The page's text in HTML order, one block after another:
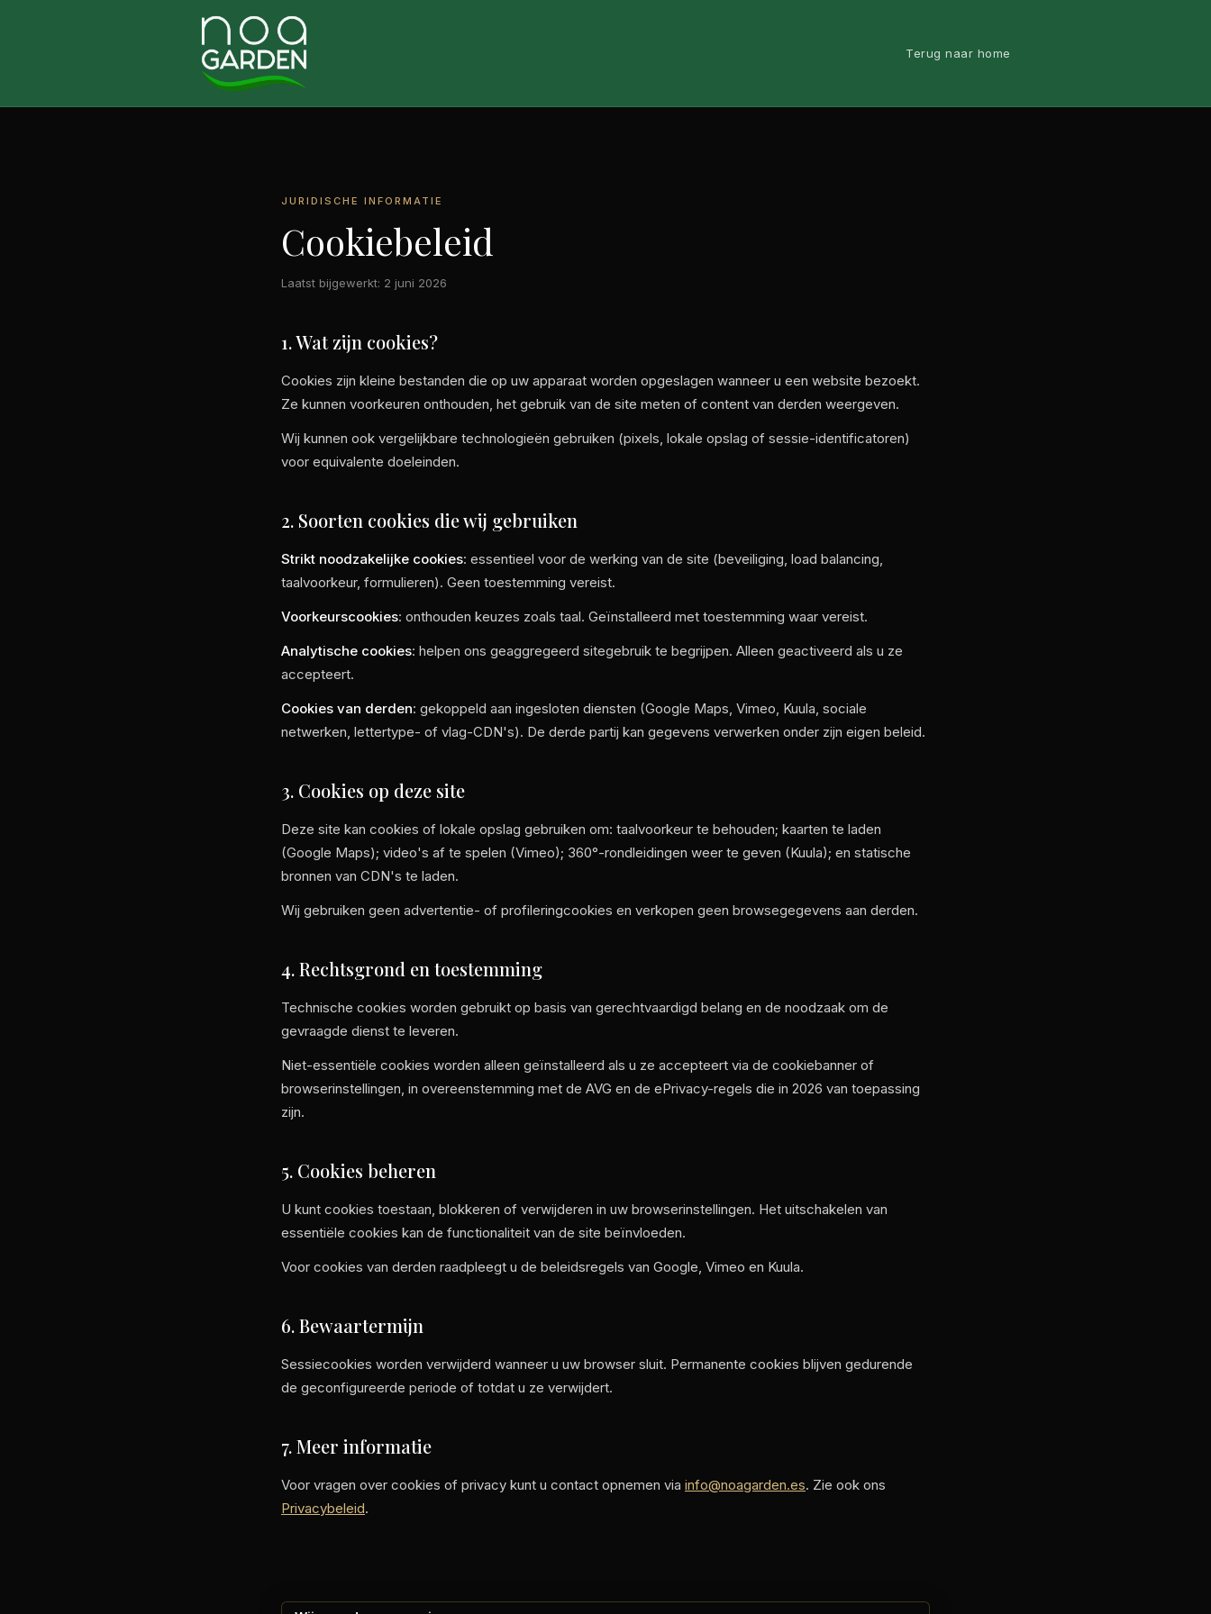
Terug naar home
JURIDISCHE INFORMATIE
Cookiebeleid
Laatst bijgewerkt: 2 juni 2026
1. Wat zijn cookies?
Cookies zijn kleine bestanden die op uw apparaat worden opgeslagen wanneer u een website bezoekt.
Ze kunnen voorkeuren onthouden, het gebruik van de site meten of content van derden weergeven.
Wij kunnen ook vergelijkbare technologieën gebruiken (pixels, lokale opslag of sessie-identificatoren)
voor equivalente doeleinden.
2. Soorten cookies die wij gebruiken
Strikt noodzakelijke cookies: essentieel voor de werking van de site (beveiliging, load balancing,
taalvoorkeur, formulieren). Geen toestemming vereist.
Voorkeurscookies: onthouden keuzes zoals taal. Geïnstalleerd met toestemming waar vereist.
Analytische cookies: helpen ons geaggregeerd sitegebruik te begrijpen. Alleen geactiveerd als u ze
accepteert.
Cookies van derden: gekoppeld aan ingesloten diensten (Google Maps, Vimeo, Kuula, sociale
netwerken, lettertype- of vlag-CDN's). De derde partij kan gegevens verwerken onder zijn eigen beleid.
3. Cookies op deze site
Deze site kan cookies of lokale opslag gebruiken om: taalvoorkeur te behouden; kaarten te laden
(Google Maps); video's af te spelen (Vimeo); 360°-rondleidingen weer te geven (Kuula); en statische
bronnen van CDN's te laden.
Wij gebruiken geen advertentie- of profileringcookies en verkopen geen browsegegevens aan derden.
4. Rechtsgrond en toestemming
Technische cookies worden gebruikt op basis van gerechtvaardigd belang en de noodzaak om de
gevraagde dienst te leveren.
Niet-essentiële cookies worden alleen geïnstalleerd als u ze accepteert via de cookiebanner of
browserinstellingen, in overeenstemming met de AVG en de ePrivacy-regels die in 2026 van toepassing
zijn.
5. Cookies beheren
U kunt cookies toestaan, blokkeren of verwijderen in uw browserinstellingen. Het uitschakelen van
essentiële cookies kan de functionaliteit van de site beïnvloeden.
Voor cookies van derden raadpleegt u de beleidsregels van Google, Vimeo en Kuula.
6. Bewaartermijn
Sessiecookies worden verwijderd wanneer u uw browser sluit. Permanente cookies blijven gedurende
de geconfigureerde periode of totdat u ze verwijdert.
7. Meer informatie
Voor vragen over cookies of privacy kunt u contact opnemen via info@noagarden.es. Zie ook ons
Privacybeleid.